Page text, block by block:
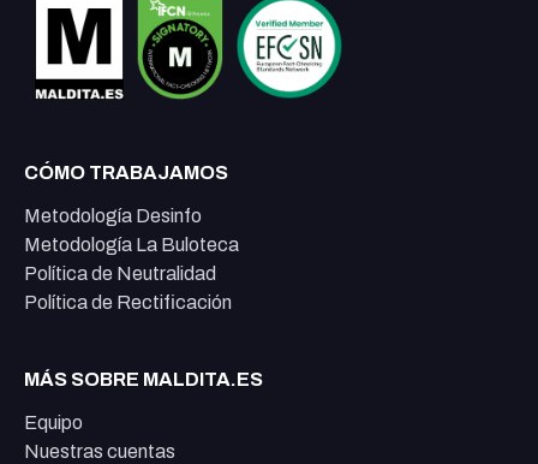
CÓMO TRABAJAMOS
Metodología Desinfo
Metodología La Buloteca
Política de Neutralidad
Política de Rectificación
MÁS SOBRE MALDITA.ES
Equipo
Nuestras cuentas